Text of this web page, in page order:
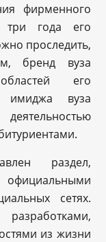
фирменного
три года его
проследить,
бренд вуза
его
вуза
раздел,
сетях.
из жизни